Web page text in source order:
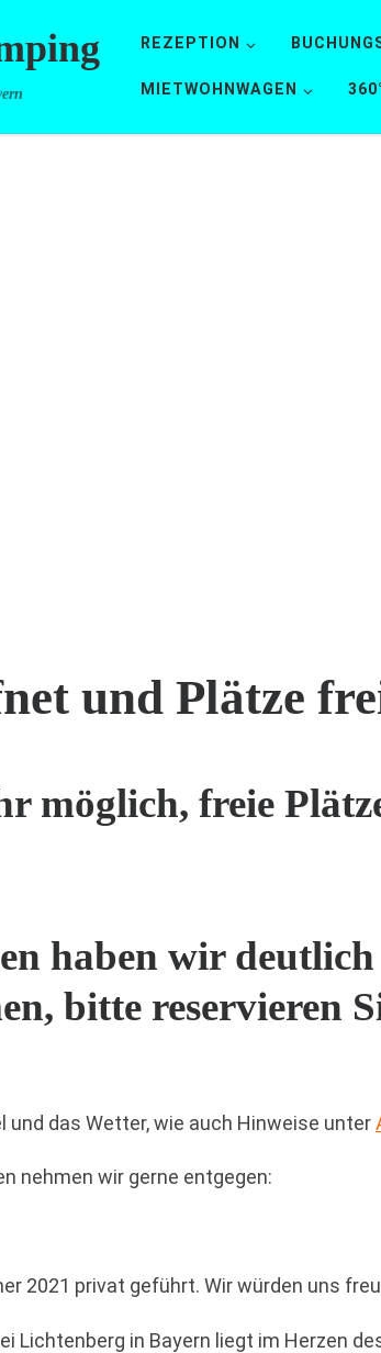
REZEPTION
MIETWOHNWAGEN
und Plätze
möglich, freie
haben wir
bitte reservieren
das Wetter, wie auch Hinweise unter
nehmen wir gerne entgegen:
2021 privat geführt. Wir würden uns
Lichtenberg in Bayern liegt im Herzen